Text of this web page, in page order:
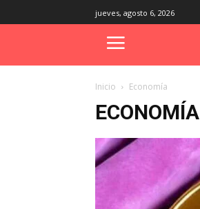
jueves, agosto 6, 2026
Inicio Economía
ECONOMÍA